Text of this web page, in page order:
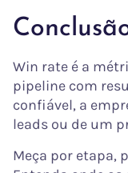
Win rate é a
pipeline com
confiável, a
leads ou de um
Meça por etapa,